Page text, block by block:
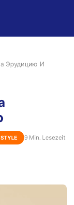
Эрудицию И
9 Min. Lesezeit